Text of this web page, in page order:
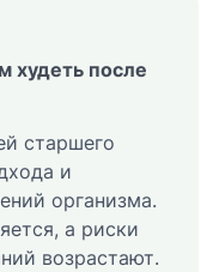
худеть после
старшего
и
организма.
а риски
возрастают.